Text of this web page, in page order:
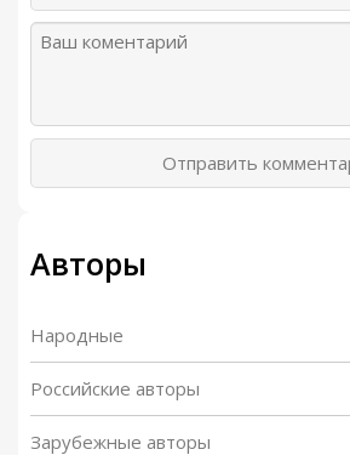
Отправить
Авторы
Народные
Российские авторы
Зарубежные авторы